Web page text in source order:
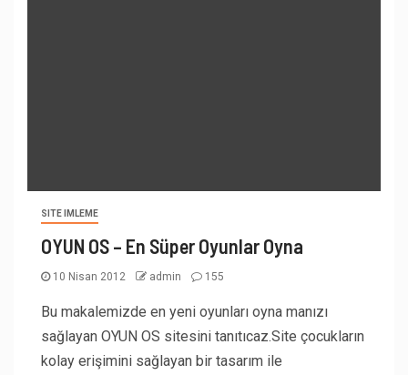
SITE IMLEME
OYUN OS – En Süper Oyunlar Oyna
10 Nisan 2012 admin 155
Bu makalemizde en yeni oyunları oyna manızı
sağlayan OYUN OS sitesini tanıtıcaz.Site çocukların
kolay erişimini sağlayan bir tasarım ile